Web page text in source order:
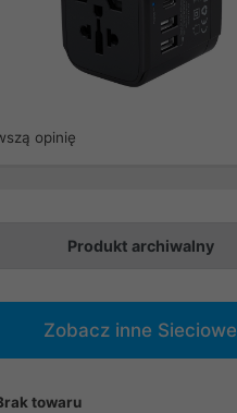
opinię
Produkt archiwalny
Zobacz inne Sieciowe
towaru